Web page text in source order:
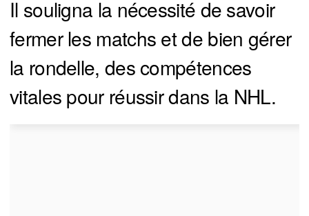
Il souligna la nécessité de savoir
fermer les matchs et de bien gérer
la rondelle, des compétences
vitales pour réussir dans la NHL.